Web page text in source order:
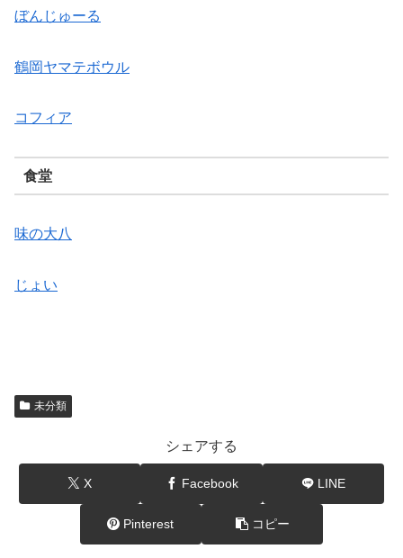
ぼんじゅーる
鶴岡ヤマテボウル
コフィア
食堂
味の大八
じょい
未分類
シェアする
X Facebook LINE
Pinterest コピー